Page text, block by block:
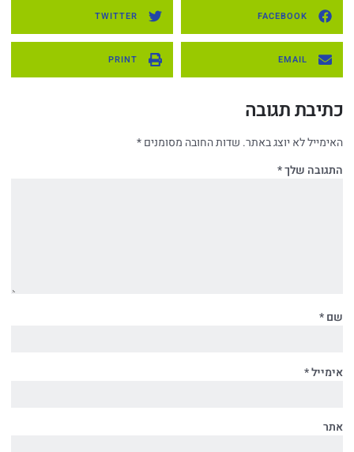
FACEBOOK
TWITTER
EMAIL
PRINT
כתיבת תגובה
האימייל לא יוצג באתר. שדות החובה מסומנים*
התגובה שלך*
שם*
אימייל*
אתר